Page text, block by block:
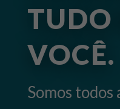
TUDO
VOCÊ.
Somos todos